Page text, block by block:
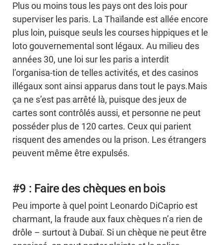
Plus ou moins tous les pays ont des lois pour
superviser les paris. La Thaïlande est allée encore
plus loin, puisque seuls les courses hippiques et le
loto gouvernemental sont légaux. Au milieu des
années 30, une loi sur les paris a interdit
l’organisa-tion de telles activités, et des casinos
illégaux sont ainsi apparus dans tout le pays.Mais
ça ne s’est pas arrêté là, puisque des jeux de
cartes sont contrôlés aussi, et personne ne peut
posséder plus de 120 cartes. Ceux qui parient
risquent des amendes ou la prison. Les étrangers
peuvent même être expulsés.
#9 : Faire des chèques en bois
Peu importe à quel point Leonardo DiCaprio est
charmant, la fraude aux faux chèques n’a rien de
drôle – surtout à Dubaï. Si un chèque ne peut être